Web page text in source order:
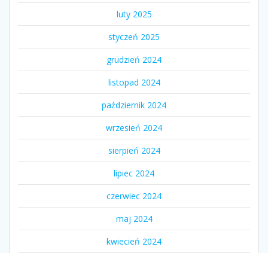
luty 2025
styczeń 2025
grudzień 2024
listopad 2024
październik 2024
wrzesień 2024
sierpień 2024
lipiec 2024
czerwiec 2024
maj 2024
kwiecień 2024